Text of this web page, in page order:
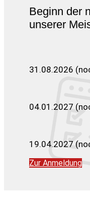
Beginn der
unserer
31.08.2026
04.01.2027
19.04.2027
Zur Anmeldung